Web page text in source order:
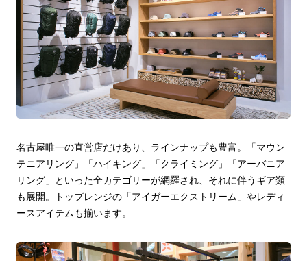
名古屋唯一の直営店だけあり、ラインナップも豊富。「マウン
テニアリング」「ハイキング」「クライミング」「アーバニア
リング」といった全カテゴリーが網羅され、それに伴うギア類
も展開。トップレンジの「アイガーエクストリーム」やレディ
ースアイテムも揃います。